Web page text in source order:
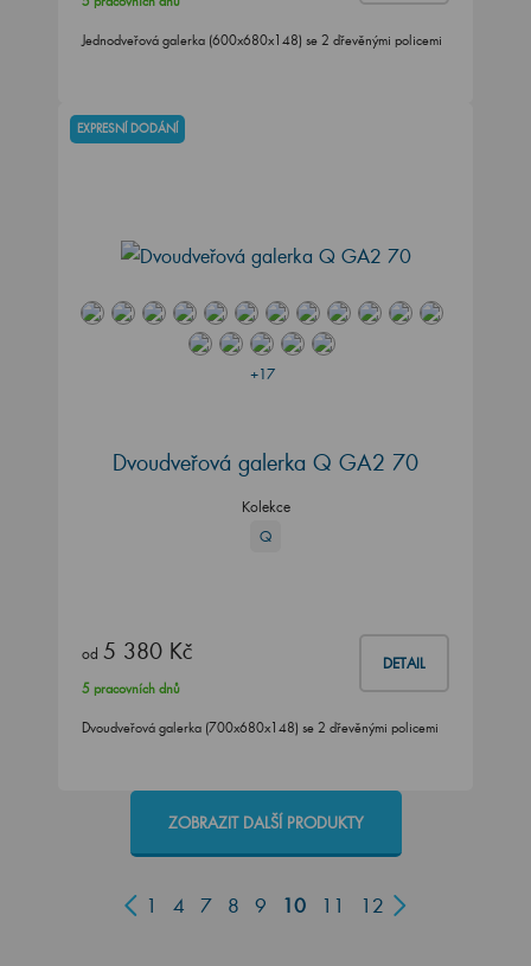
Jednodveřová galerka (600x680x148) se 2 dřevěnými policemi
+17
EXPRESNÍ DODÁNÍ
Dvoudveřová galerka Q GA2 70
Kolekce
Q
od 5 380 Kč DETAIL
5 pracovních dnů
Dvoudveřová galerka (700x680x148) se 2 dřevěnými policemi
ZOBRAZIT DALŠÍ PRODUKTY
1 4 7 8 9 10 11 12